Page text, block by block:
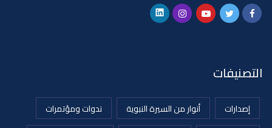
التصنيفات
إصدارات أنوار من السيرة النبوية
ندوات ومؤتمرات